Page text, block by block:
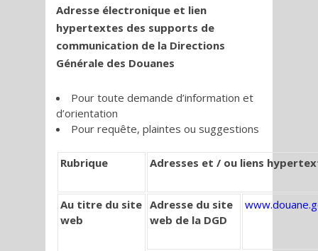
Adresse électronique et lien
hypertextes des supports de
communication de la Directions
Générale des Douanes
Pour toute demande d’information et
d’orientation
Pour requête, plaintes ou suggestions
Rubrique Adresses et / ou liens
Au titre du site
web
Adresse du site
web de la DGD